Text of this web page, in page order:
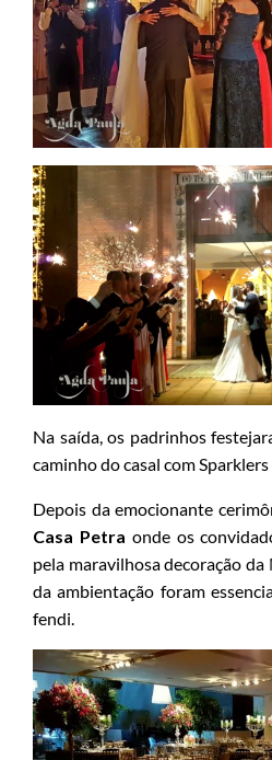
Na saída, os padrinhos
caminho do casal com
Depois da emocionante
Casa Petra onde os
pela maravilhosa decoração da
da ambientação foram
fendi.